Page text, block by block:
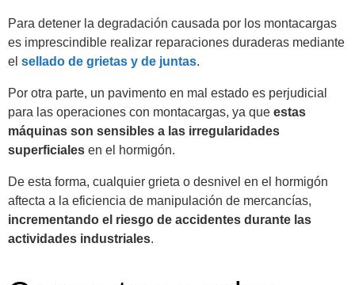
Para detener la degradación causada por los montacargas
es imprescindible realizar reparaciones duraderas mediante
el sellado de grietas y de juntas.
Por otra parte, un pavimento en mal estado es perjudicial
para las operaciones con montacargas, ya que estas
máquinas son sensibles a las irregularidades
superficiales en el hormigón.
De esta forma, cualquier grieta o desnivel en el hormigón
aftecta a la eficiencia de manipulación de mercancías,
incrementando el riesgo de accidentes durante las
actividades industriales.